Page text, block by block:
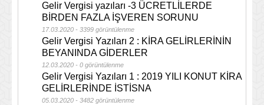
Gelir Vergisi yazıları -3 ÜCRETLİLERDE
BİRDEN FAZLA İŞVEREN SORUNU
17.03.2020 - 3399 görüntülenme
Gelir Vergisi Yazıları 2 : KİRA GELİRLERİNİN
BEYANINDA GİDERLER
12.03.2020 - 0 görüntülenme
Gelir Vergisi Yazıları 1 : 2019 YILI KONUT KİRA
GELİRLERİNDE İSTİSNA
05.03.2020 - 3482 görüntülenme